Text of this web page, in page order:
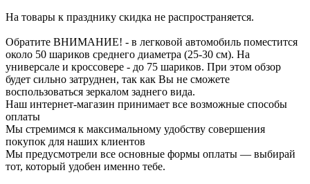
На товары к празднику скидка не распространяется.
Обратите ВНИМАНИЕ! - в легковой автомобиль поместится
около 50 шариков среднего диаметра (25-30 см). На
универсале и кроссовере - до 75 шариков. При этом обзор
будет сильно затруднен, так как Вы не сможете
воспользоваться зеркалом заднего вида.
Наш интернет-магазин принимает все возможные способы
оплаты
Мы стремимся к максимальному удобству совершения
покупок для наших клиентов
Мы предусмотрели все основные формы оплаты — выбирай
тот, который удобен именно тебе.